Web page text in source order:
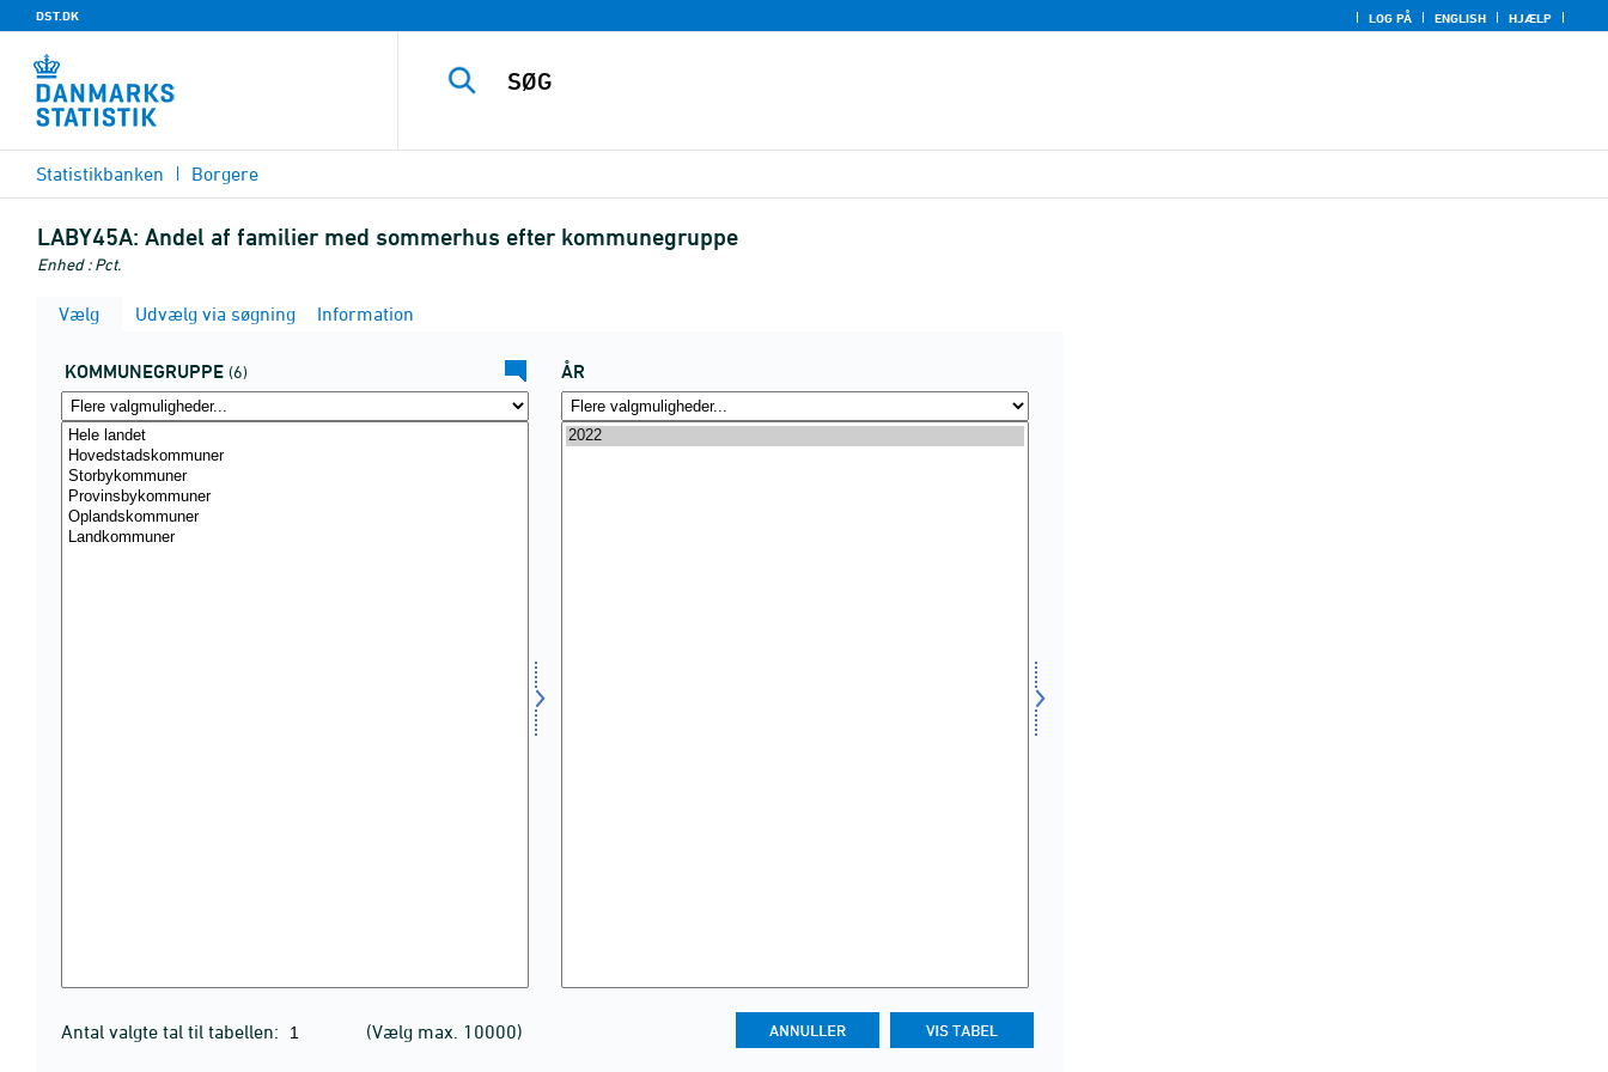
DST.DK LOG PÅ ENGLISH HJÆLP
Statistikbanken Borgere
LABY45A: Andel af familier med sommerhus efter kommunegruppe
Enhed : Pct.
Vælg Udvælg via søgning Information
KOMMUNEGRUPPE (6) ÅR
Antal valgte tal til tabellen: (Vælg max. 10000)